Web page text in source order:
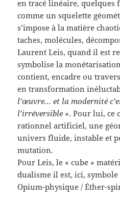
en tracé linéaire, quelques
comme un squelette
s’impose à la matière
taches, molécules,
Laurent Leis, quand il est
symbolise la
contient, encadre ou
en transformation
l’œuvre… et la modernité
l’irréversible ». Pour lui, ce
rationnel artificiel, une
univers fluide, instable et
mutation.
Pour Leis, le « cube »
dualisme il est, ici,
Opium-physique / Éther-